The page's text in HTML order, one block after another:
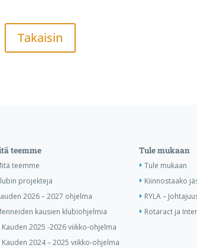
Takaisin
teemme
teemme
projekteja
2026 – 2027 ohjelma
kausien klubiohjelmia
Kauden 2025 -2026 viikko-ohjelma
Kauden 2024 – 2025 viikko-ohjelma
Tule mukaan
Tule mukaan
Kiinnostaako
RYLA –
Rotaract ja